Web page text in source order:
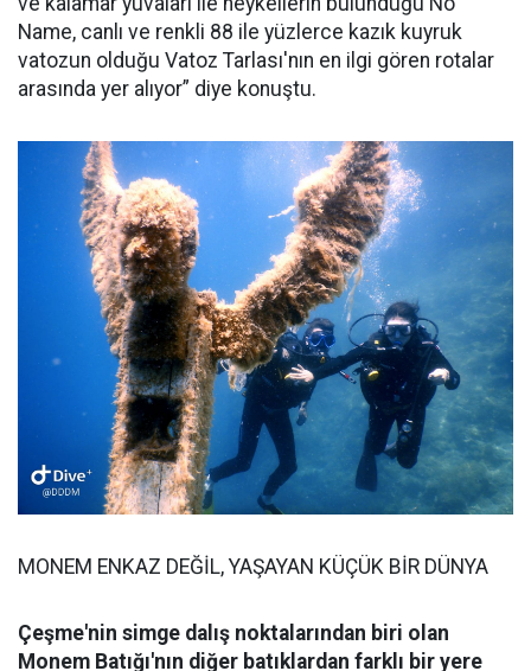
Name, canlı ve renkli 88 ile yüzlerce kazık kuyruk
vatozun olduğu Vatoz Tarlası'nın en ilgi gören rotalar
arasında yer alıyor” diye konuştu.
MONEM ENKAZ DEĞİL, YAŞAYAN KÜÇÜK BİR DÜNYA
Çeşme'nin simge dalış noktalarından biri olan
Monem Batığı'nın diğer batıklardan farklı bir yere